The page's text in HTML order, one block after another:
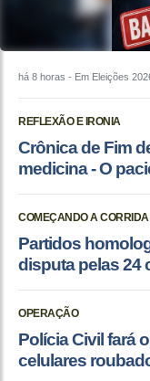
há 8 horas - Em Eleições
REFLEXÃO E IRONIA
Crônica de Fim
medicina - O
COMEÇANDO A CORRIDA
Partidos
disputa pelas 24
OPERAÇÃO
Polícia Civil fará
celulares